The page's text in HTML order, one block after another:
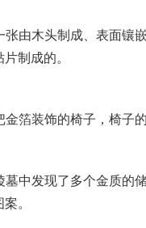
张由木头制成、表面
片制成的。
金箔装饰的椅子，椅子
墓中发现了多个金质的
。